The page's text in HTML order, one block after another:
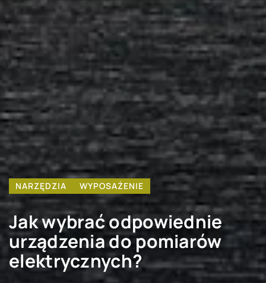
NARZĘDZIA WYPOSAŻENIE
Jak wybrać odpowiednie
urządzenia do pomiarów
elektrycznych?